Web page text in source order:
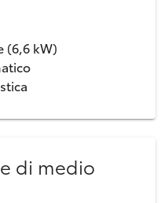
(6,6 kW)
di medio